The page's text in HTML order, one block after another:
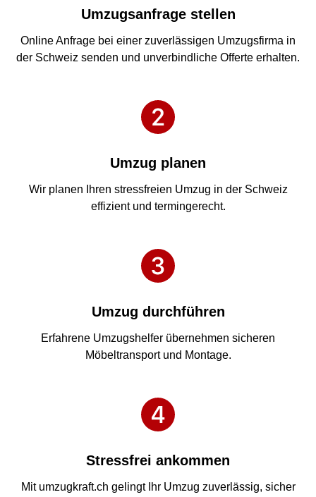
Umzugsanfrage stellen
Online Anfrage bei einer zuverlässigen Umzugsfirma in
der Schweiz senden und unverbindliche Offerte erhalten.
Umzug planen
Wir planen Ihren stressfreien Umzug in der Schweiz
effizient und termingerecht.
Umzug durchführen
Erfahrene Umzugshelfer übernehmen sicheren
Möbeltransport und Montage.
Stressfrei ankommen
Mit umzugkraft.ch gelingt Ihr Umzug zuverlässig, sicher